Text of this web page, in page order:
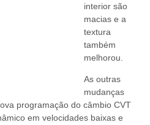
interior são
macias e a
textura
também
melhorou.
As outras
mudanças
programação do câmbio CVT
em velocidades baixas e